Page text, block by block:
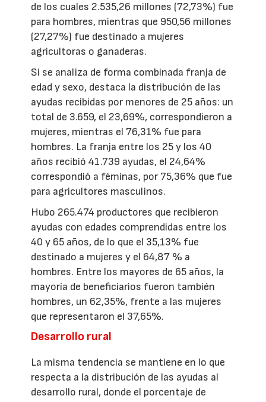
de los cuales 2.535,26 millones (72,73%) fue
para hombres, mientras que 950,56 millones
(27,27%) fue destinado a mujeres
agricultoras o ganaderas.
Si se analiza de forma combinada franja de
edad y sexo, destaca la distribución de las
ayudas recibidas por menores de 25 años: un
total de 3.659, el 23,69%, correspondieron a
mujeres, mientras el 76,31% fue para
hombres. La franja entre los 25 y los 40
años recibió 41.739 ayudas, el 24,64%
correspondió a féminas, por 75,36% que fue
para agricultores masculinos.
Hubo 265.474 productores que recibieron
ayudas con edades comprendidas entre los
40 y 65 años, de lo que el 35,13% fue
destinado a mujeres y el 64,87 % a
hombres. Entre los mayores de 65 años, la
mayoría de beneficiarios fueron también
hombres, un 62,35%, frente a las mujeres
que representaron el 37,65%.
Desarrollo rural
La misma tendencia se mantiene en lo que
respecta a la distribución de las ayudas al
desarrollo rural, donde el porcentaje de